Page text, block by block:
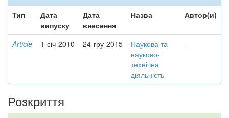
Тип
Дата
випуску
Дата
внесення
Назва Автор(и)
Article 1-січ-2010 24-гру-2015
Наукова та
науково-
технічна
діяльність
-
Розкриття